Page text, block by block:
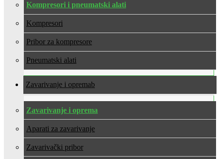
Kompresori i pneumatski alati
Kompresori
Pribor za kompresore
Pneumatski alati
Zavarivanje i oprema
Zavarivanje i oprema
Aparati za zavarivanje
Zavarivački pribor